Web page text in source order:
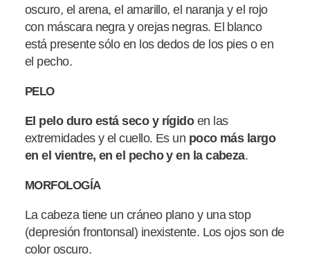
oscuro, el arena, el amarillo, el naranja y el rojo
con máscara negra y orejas negras. El blanco
está presente sólo en los dedos de los pies o en
el pecho.
PELO
El pelo duro está seco y rígidoen las
extremidades y el cuello. Es un poco más largo
en el vientre, en el pecho y en la cabeza.
MORFOLOGÍA
La cabeza tiene un cráneo plano y una stop
(depresión frontonsal) inexistente. Los ojos son de
color oscuro.